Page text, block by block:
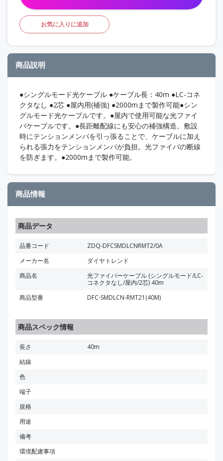
お気に入りに追加
商品説明
●シングルモード光ケーブル ●ケーブル長：40m ●LC-コネ
クタなし ●2芯 ●屋内用(補強) ●2000mまで製作可能●シン
グルモード光ケーブルです。●屋内で使用可能な光ファイ
バケーブルです。●長距離配線にも安心の補強構造。敷設
時にテンションメンバを引っ張ることで、ケーブルに加え
られる張力をテンションメンバが負担。光ファイバの断線
を防ぎます。●2000mまで製作可能。
商品情報
商品データ
品番コード
ZDQ-DFCSMDLCNRMT2/0A
メーカー名
ダイヤトレンド
商品名
光ファイバーケーブル (シングルモード/LC-
コネクタなし/屋内/2芯) 40m
商品型番
DFC-SMDLCN-RMT21(40M)
商品スペック情報
長さ
40m
結線
色
端子
規格
用途
備考
環境配慮事項